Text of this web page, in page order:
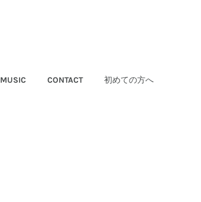
MUSIC CONTACT 初めての方へ